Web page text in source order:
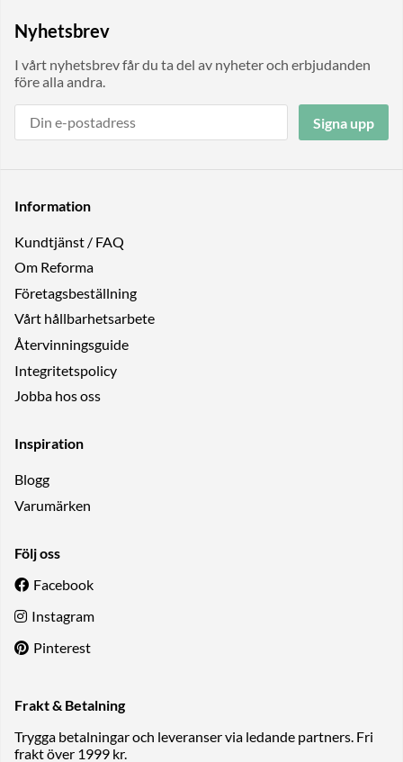
Nyhetsbrev
I vårt nyhetsbrev får du ta del av nyheter och erbjudanden
före alla andra.
Signa upp
Information
Kundtjänst / FAQ
Om Reforma
Företagsbeställning
Vårt hållbarhetsarbete
Återvinningsguide
Integritetspolicy
Jobba hos oss
Inspiration
Blogg
Varumärken
Följ oss
Facebook
Instagram
Pinterest
Frakt & Betalning
Trygga betalningar och leveranser via ledande partners. Fri
frakt över 1999 kr.